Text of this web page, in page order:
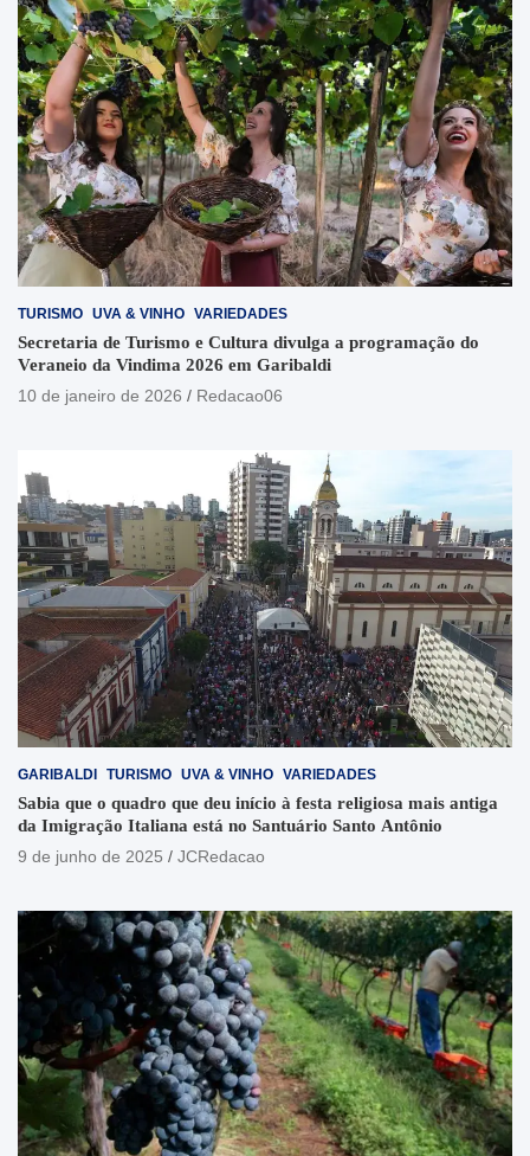
TURISMO UVA & VINHO VARIEDADES
Secretaria de Turismo e Cultura divulga a programação do
Veraneio da Vindima 2026 em Garibaldi
10 de janeiro de 2026
Redacao06
GARIBALDI TURISMO UVA & VINHO VARIEDADES
Sabia que o quadro que deu início à festa religiosa mais antiga
da Imigração Italiana está no Santuário Santo Antônio
9 de junho de 2025
JCRedacao